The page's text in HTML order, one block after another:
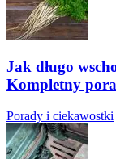
Jak długo
Kompletny
Porady i ciekawostki